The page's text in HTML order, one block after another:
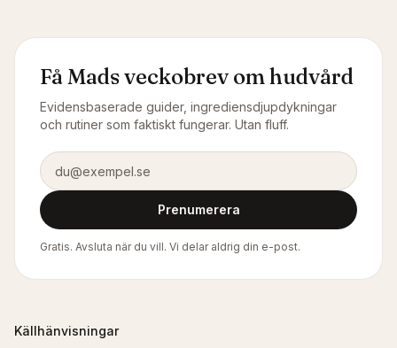
Få Mads veckobrev om hudvård
Evidensbaserade guider, ingrediensdjupdykningar
och rutiner som faktiskt fungerar. Utan fluff.
E-postadress
Prenumerera
Gratis. Avsluta när du vill. Vi delar aldrig din e-post.
Källhänvisningar